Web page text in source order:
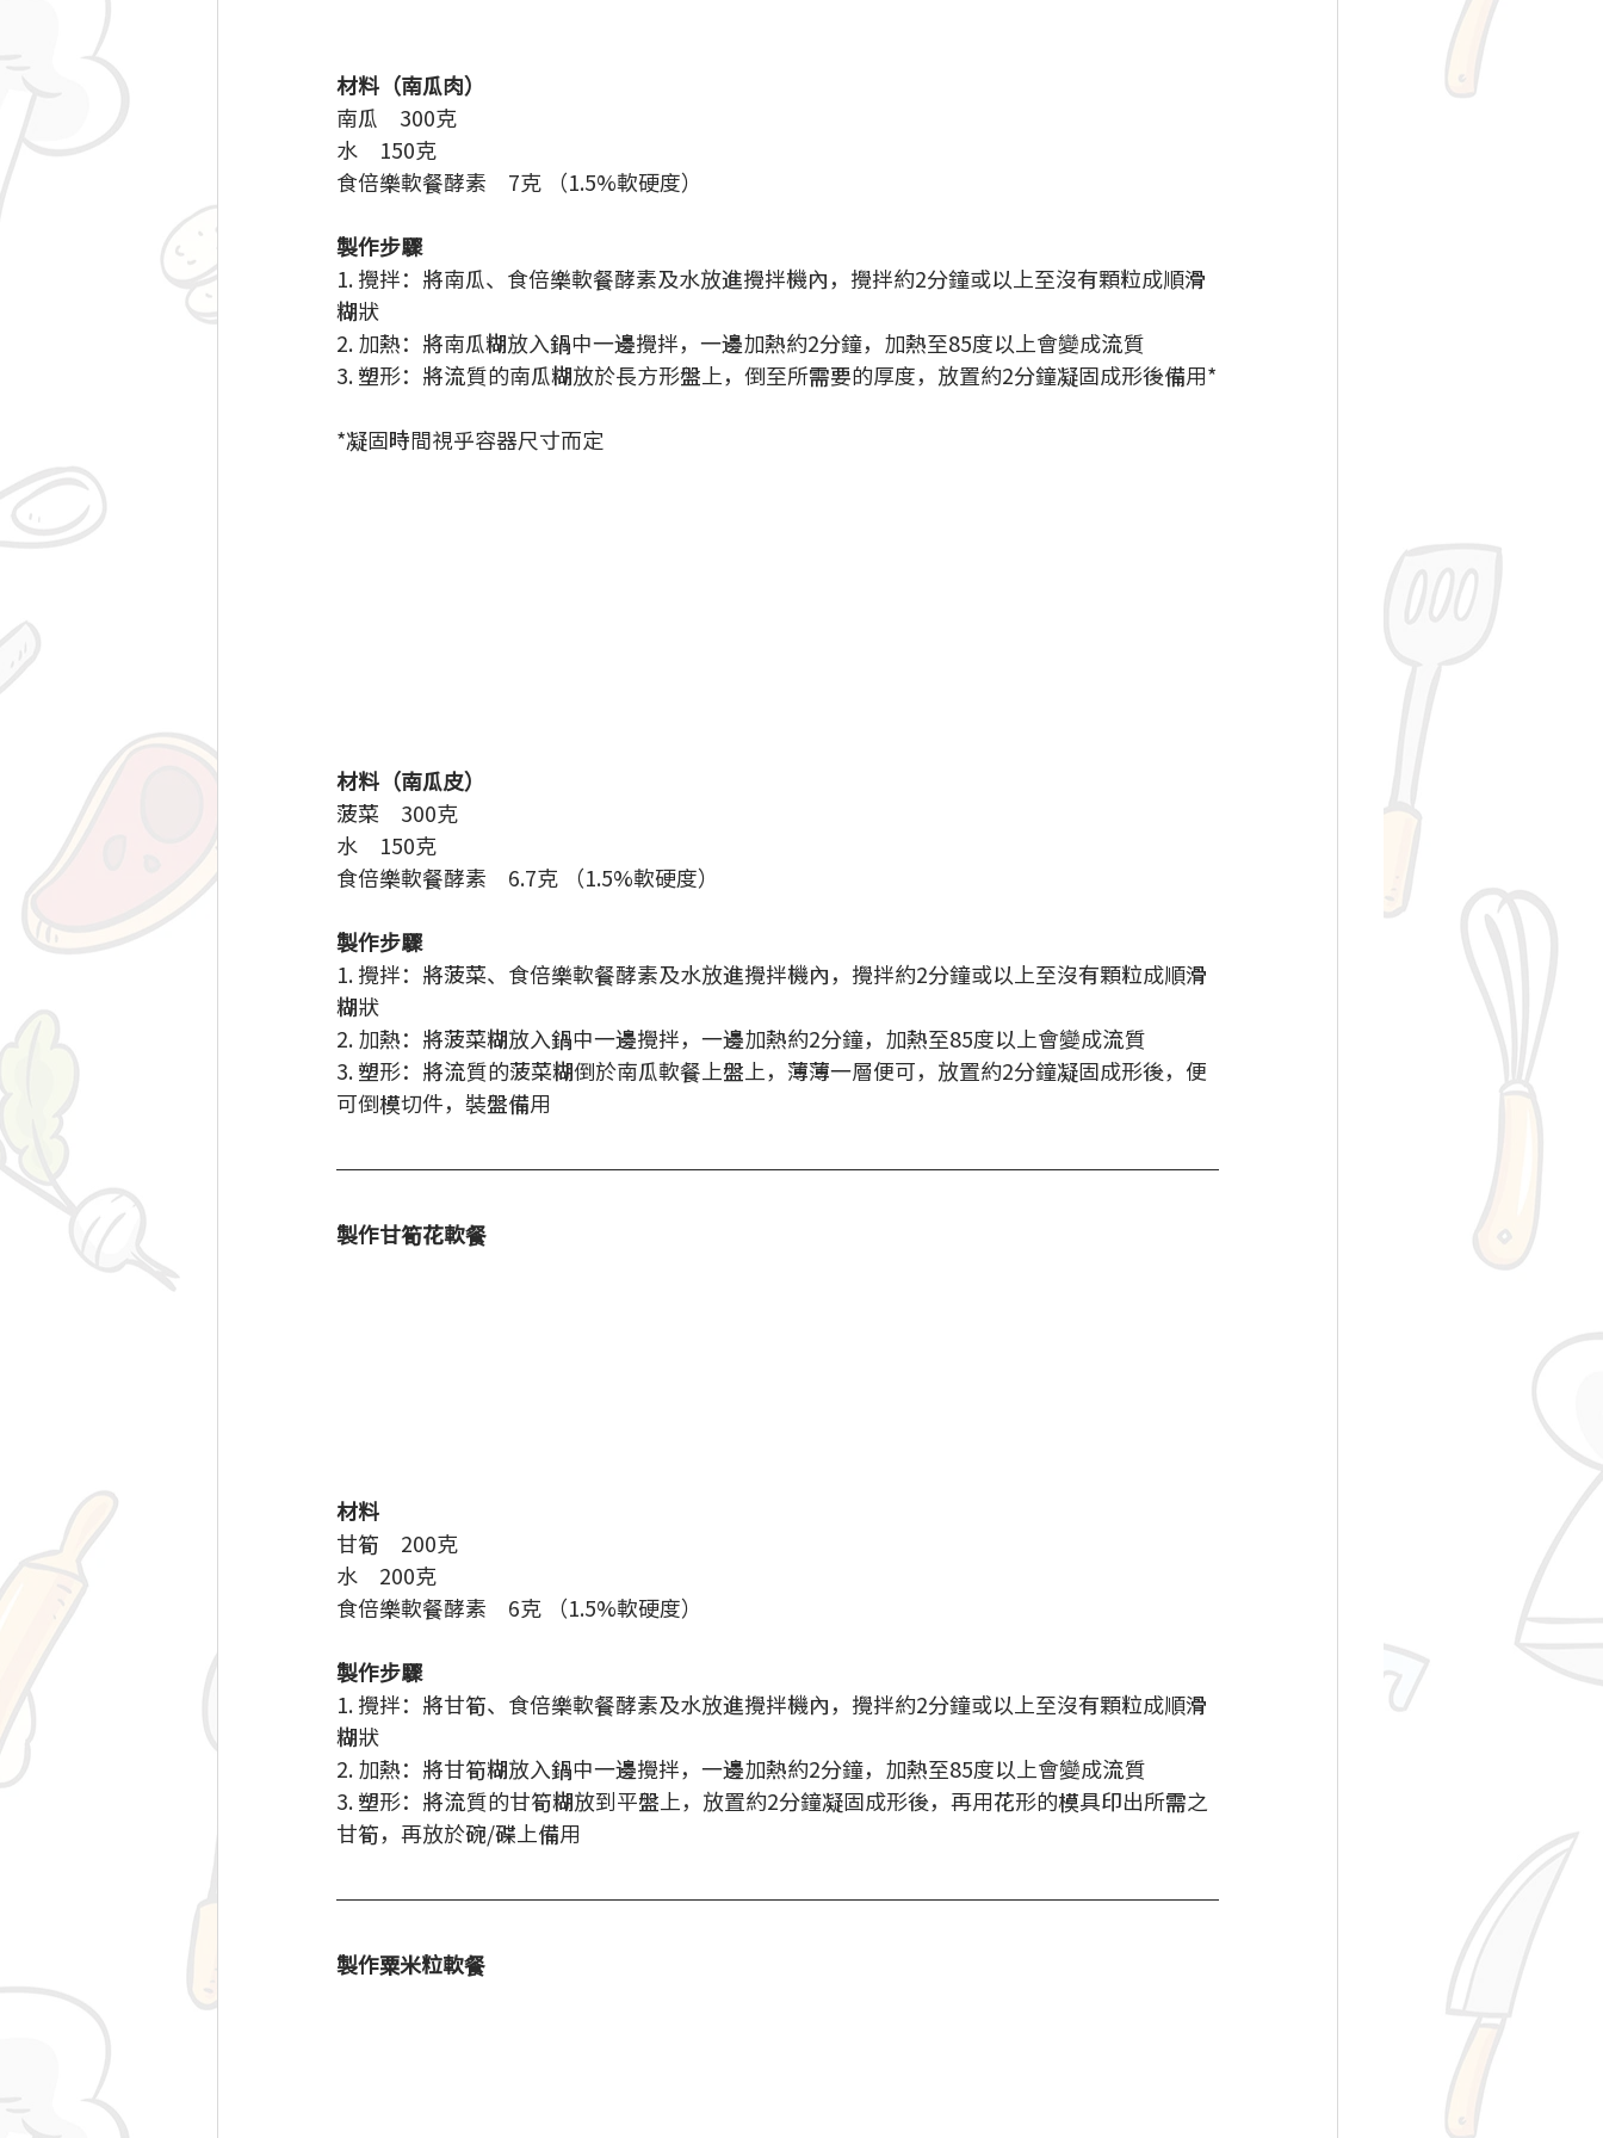
材料（南瓜肉）
南瓜　300克
水　150克
食倍樂軟餐酵素　7克 （1.5%軟硬度）
製作步驟
1. 攪拌：將南瓜、食倍樂軟餐酵素及水放進攪拌機內，攪拌約2分鐘或以上至沒有顆粒成順滑
糊狀
2. 加熱：將南瓜糊放入鍋中一邊攪拌，一邊加熱約2分鐘，加熱至85度以上會變成流質
3. 塑形：將流質的南瓜糊放於長方形盤上，倒至所需要的厚度，放置約2分鐘凝固成形後備用*
*凝固時間視乎容器尺寸而定
材料（南瓜皮）
菠菜　300克
水　150克
食倍樂軟餐酵素　6.7克 （1.5%軟硬度）
製作步驟
1. 攪拌：將菠菜、食倍樂軟餐酵素及水放進攪拌機內，攪拌約2分鐘或以上至沒有顆粒成順滑
糊狀
2. 加熱：將菠菜糊放入鍋中一邊攪拌，一邊加熱約2分鐘，加熱至85度以上會變成流質
3. 塑形：將流質的菠菜糊倒於南瓜軟餐上盤上，薄薄一層便可，放置約2分鐘凝固成形後，便
可倒模切件，裝盤備用
製作甘筍花軟餐
材料
甘筍　200克
水　200克
食倍樂軟餐酵素　6克 （1.5%軟硬度）
製作步驟
1. 攪拌：將甘筍、食倍樂軟餐酵素及水放進攪拌機內，攪拌約2分鐘或以上至沒有顆粒成順滑
糊狀
2. 加熱：將甘筍糊放入鍋中一邊攪拌，一邊加熱約2分鐘，加熱至85度以上會變成流質
3. 塑形：將流質的甘筍糊放到平盤上，放置約2分鐘凝固成形後，再用花形的模具印出所需之
甘筍，再放於碗/碟上備用
製作粟米粒軟餐